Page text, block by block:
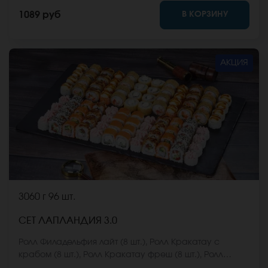
имбирь, васаби и соевый соус. Они не входят в
стоимость заказа. *Внешний вид блюда может
1089 руб В КОРЗИНУ
АКЦИЯ
3060 г 96 шт.
СЕТ ЛАПЛАНДИЯ 3.0